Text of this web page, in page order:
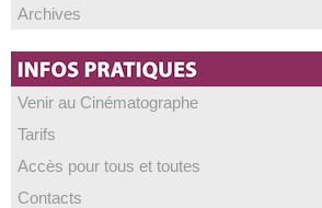
Archives
Venir au Cinématographe
Tarifs
Accès pour tous et toutes
Contacts